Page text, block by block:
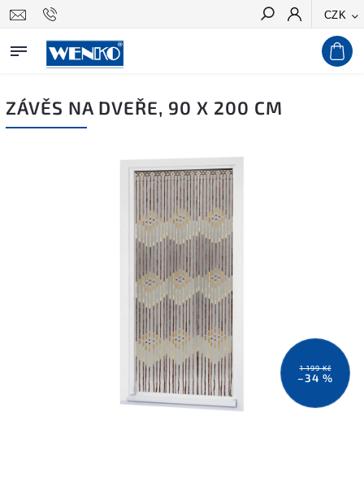
CZK
Hledat
ZÁVĚS NA DVEŘE, 90 X 200 CM
1 199 Kč
–34 %